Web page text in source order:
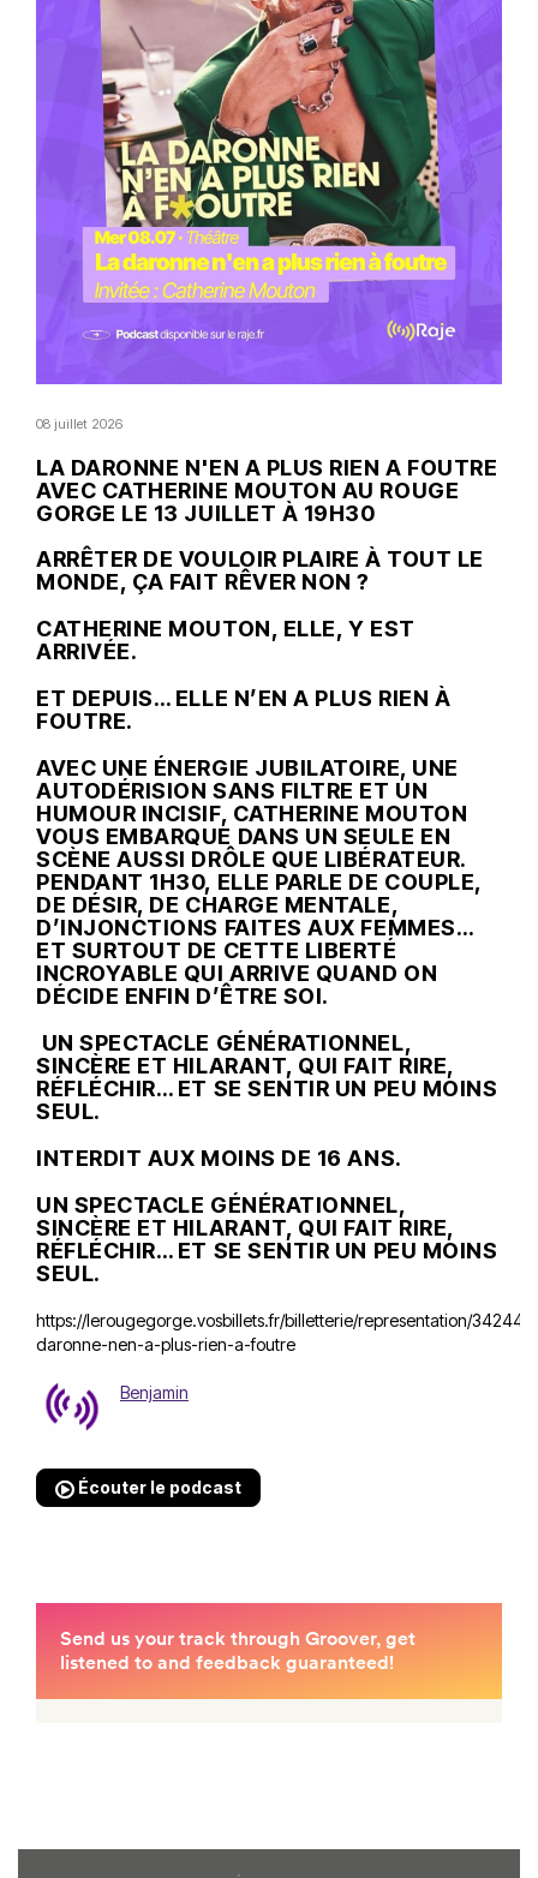
08 juillet 2026
LA DARONNE N'EN A PLUS RIEN A FOUTRE
AVEC CATHERINE MOUTON AU ROUGE
GORGE LE 13 JUILLET À 19H30
ARRÊTER DE VOULOIR PLAIRE À TOUT LE
MONDE, ÇA FAIT RÊVER NON ?
CATHERINE MOUTON, ELLE, Y EST
ARRIVÉE.
ET DEPUIS… ELLE N’EN A PLUS RIEN À
FOUTRE.
AVEC UNE ÉNERGIE JUBILATOIRE, UNE
AUTODÉRISION SANS FILTRE ET UN
HUMOUR INCISIF, CATHERINE MOUTON
VOUS EMBARQUE DANS UN SEULE EN
SCÈNE AUSSI DRÔLE QUE LIBÉRATEUR.
PENDANT 1H30, ELLE PARLE DE COUPLE,
DE DÉSIR, DE CHARGE MENTALE,
D’INJONCTIONS FAITES AUX FEMMES…
ET SURTOUT DE CETTE LIBERTÉ
INCROYABLE QUI ARRIVE QUAND ON
DÉCIDE ENFIN D’ÊTRE SOI.
UN SPECTACLE GÉNÉRATIONNEL,
SINCÈRE ET HILARANT, QUI FAIT RIRE,
RÉFLÉCHIR… ET SE SENTIR UN PEU MOINS
SEUL.
INTERDIT AUX MOINS DE 16 ANS.
UN SPECTACLE GÉNÉRATIONNEL,
SINCÈRE ET HILARANT, QUI FAIT RIRE,
RÉFLÉCHIR… ET SE SENTIR UN PEU MOINS
SEUL.
https://lerougegorge.vosbillets.fr/billetterie/representation/34244/
daronne-nen-a-plus-rien-a-foutre
Benjamin
Écouter le podcast